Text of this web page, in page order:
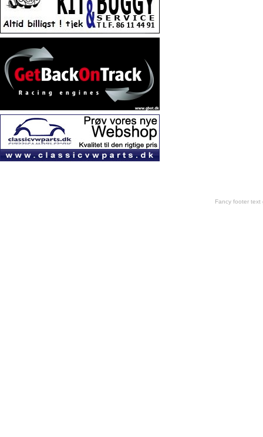
Fancy footer